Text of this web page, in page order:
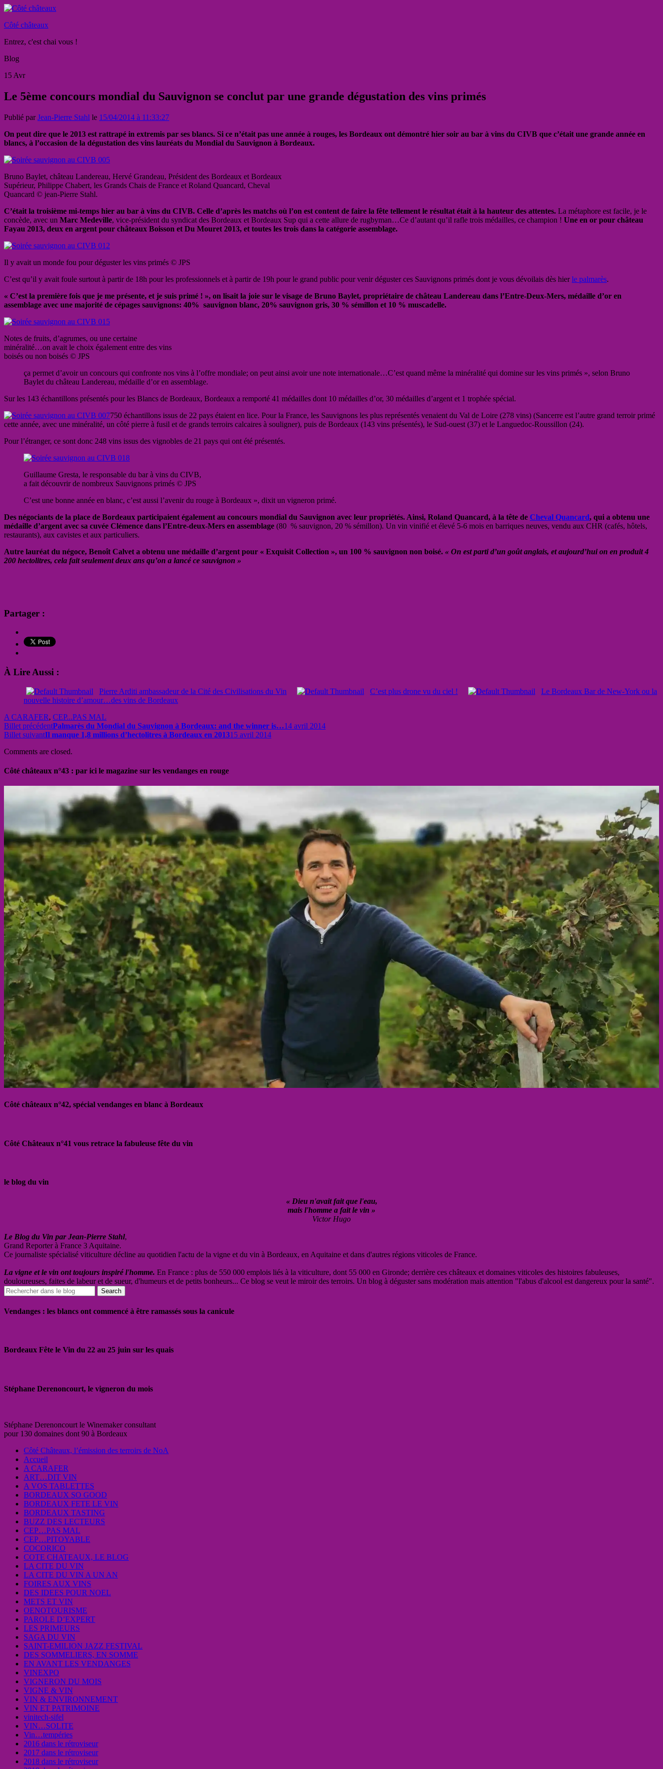
Côté châteaux
Entrez, c'est chai vous !
Blog
15 Avr
Le 5ème concours mondial du Sauvignon se conclut par une grande dégustation des vins primés
Publié parJean-Pierre Stahl le 15/04/2014 à 11:33:27
On peut dire que le 2013 est rattrapé in extremis par ses blancs. Si ce n’était pas une année à rouges, les Bordeaux ont démontré hier soir au bar à vins du CIVB que c’était une grande année en
blancs, à l’occasion de la dégustation des vins lauréats du Mondial du Sauvignon à Bordeaux.
Bruno Baylet, château Landereau, Hervé Grandeau, Président des Bordeaux et Bordeaux
Supérieur, Philippe Chabert, les Grands Chais de France et Roland Quancard, Cheval
Quancard © jean-Pierre Stahl.
C’était la troisième mi-temps hier au bar à vins du CIVB. Celle d’après les matchs où l’on est content de faire la fête tellement le résultat était à la hauteur des attentes. La métaphore est facile, je le
concède, avec un Marc Medeville, vice-président du syndicat des Bordeaux et Bordeaux Sup qui a cette allure de rugbyman…Ce d’autant qu’il rafle trois médailles, ce champion ! Une en or pour château
Fayau 2013, deux en argent pour châteaux Boisson et Du Mouret 2013, et toutes les trois dans la catégorie assemblage.
Il y avait un monde fou pour déguster les vins primés © JPS
C’est qu’il y avait foule surtout à partir de 18h pour les professionnels et à partir de 19h pour le grand public pour venir déguster ces Sauvignons primés dont je vous dévoilais dès hierle palmarès.
« C’est la première fois que je me présente, et je suis primé ! », on lisait la joie sur le visage de Bruno Baylet, propriétaire de château Landereau dans l’Entre-Deux-Mers, médaille d’or en
assemblage avec une majorité de cépages sauvignons: 40% sauvignon blanc, 20% sauvignon gris, 30 % sémillon et 10 % muscadelle.
Notes de fruits, d’agrumes, ou une certaine
minéralité…on avait le choix également entre des vins
boisés ou non boisés © JPS
ça permet d’avoir un concours qui confronte nos vins à l’offre mondiale; on peut ainsi avoir une note internationale…C’est quand même la minéralité qui domine sur les vins primés », selon Bruno
Baylet du château Landereau, médaille d’or en assemblage.
Sur les 143 échantillons présentés pour les Blancs de Bordeaux, Bordeaux a remporté 41 médailles dont 10 médailles d’or, 30 médailles d’argent et 1 trophée spécial.
750 échantillons issus de 22 pays étaient en lice. Pour la France, les Sauvignons les plus représentés venaient du Val de Loire (278 vins) (Sancerre est l’autre grand terroir primé
cette année, avec une minéralité, un côté pierre à fusil et de grands terroirs calcaires à souligner), puis de Bordeaux (143 vins présentés), le Sud-ouest (37) et le Languedoc-Roussillon (24).
Pour l’étranger, ce sont donc 248 vins issus des vignobles de 21 pays qui ont été présentés.
Guillaume Gresta, le responsable du bar à vins du CIVB,
a fait découvrir de nombreux Sauvignons primés © JPS
C’est une bonne année en blanc, c’est aussi l’avenir du rouge à Bordeaux », dixit un vigneron primé.
Des négociants de la place de Bordeaux participaient également au concours mondial du Sauvignon avec leur propriétés. Ainsi, Roland Quancard, à la tête de Cheval Quancard, qui a obtenu une
médaille d’argent avec sa cuvée Clémence dans l’Entre-deux-Mers en assemblage (80 % sauvignon, 20 % sémillon). Un vin vinifié et élevé 5-6 mois en barriques neuves, vendu aux CHR (cafés, hôtels,
restaurants), aux cavistes et aux particuliers.
Autre lauréat du négoce, Benoît Calvet a obtenu une médaille d’argent pour « Exquisit Collection », un 100 % sauvignon non boisé. « On est parti d’un goût anglais, et aujourd’hui on en produit 4
200 hectolitres, cela fait seulement deux ans qu’on a lancé ce sauvignon »
Partager :
À Lire Aussi :
Pierre Arditi ambassadeur de la Cité des Civilisations du Vin C’est plus drone vu du ciel !
Le Bordeaux Bar de New-York ou la
nouvelle histoire d’amour…des vins de Bordeaux
A CARAFER, CEP...PAS MAL
Billet précédentPalmarès du Mondial du Sauvignon à Bordeaux: and the winner is…14 avril 2014
Billet suivantIl manque 1,8 millions d’hectolitres à Bordeaux en 201315 avril 2014
Comments are closed.
Côté châteaux n°43 : par ici le magazine sur les vendanges en rouge
Côté châteaux n°42, spécial vendanges en blanc à Bordeaux
Côté Châteaux n°41 vous retrace la fabuleuse fête du vin
le blog du vin
« Dieu n'avait fait que l'eau,
mais l'homme a fait le vin »
Victor Hugo
Le Blog du Vin par Jean-Pierre Stahl,
Grand Reporter à France 3 Aquitaine.
Ce journaliste spécialisé viticulture décline au quotidien l'actu de la vigne et du vin à Bordeaux, en Aquitaine et dans d'autres régions viticoles de France.
La vigne et le vin ont toujours inspiré l'homme. En France : plus de 550 000 emplois liés à la viticulture, dont 55 000 en Gironde; derrière ces châteaux et domaines viticoles des histoires fabuleuses,
douloureuses, faites de labeur et de sueur, d'humeurs et de petits bonheurs... Ce blog se veut le miroir des terroirs. Un blog à déguster sans modération mais attention "l'abus d'alcool est dangereux pour la santé".
Vendanges : les blancs ont commencé à être ramassés sous la canicule
Bordeaux Fête le Vin du 22 au 25 juin sur les quais
Stéphane Derenoncourt, le vigneron du mois
Stéphane Derenoncourt le Winemaker consultant
pour 130 domaines dont 90 à Bordeaux
Côté Châteaux, l’émission des terroirs de NoA
Accueil
A CARAFER
ART…DIT VIN
A VOS TABLETTES
BORDEAUX SO GOOD
BORDEAUX FETE LE VIN
BORDEAUX TASTING
BUZZ DES LECTEURS
CEP…PAS MAL
CEP…PITOYABLE
COCORICO
COTE CHATEAUX, LE BLOG
LA CITE DU VIN
LA CITE DU VIN A UN AN
FOIRES AUX VINS
DES IDEES POUR NOEL
METS ET VIN
OENOTOURISME
PAROLE D’EXPERT
LES PRIMEURS
SAGA DU VIN
SAINT-EMILION JAZZ FESTIVAL
DES SOMMELIERS, EN SOMME
EN AVANT LES VENDANGES
VINEXPO
VIGNERON DU MOIS
VIGNE & VIN
VIN & ENVIRONNEMENT
VIN ET PATRIMOINE
vinitech-sifel
VIN…SOLITE
Vin…tempéries
2016 dans le rétroviseur
2017 dans le rétroviseur
2018 dans le rétroviseur